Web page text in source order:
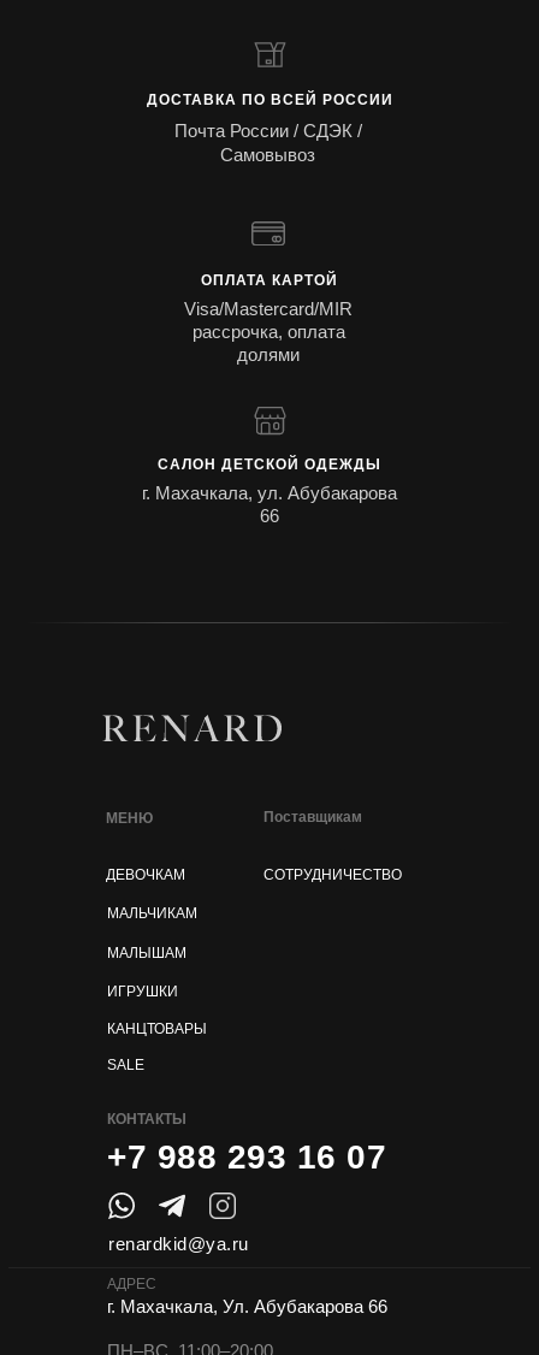
ОПЛАТА КАРТОЙ
Visa/Mastercard/MIR
рассрочка, оплата
долями
ДОСТАВКА ПО ВСЕЙ РОССИИ
Почта России / СДЭК /
Самовывоз
САЛОН ДЕТСКОЙ ОДЕЖДЫ
г. Махачкала, ул. Абубакарова
66
МЕНЮ
ДЕВОЧКАМ
МАЛЬЧИКАМ
МАЛЫШАМ
ИГРУШКИ
КАНЦТОВАРЫ
КОНТАКТЫ
+7 988 293 16 07
Поставщикам
renardkid@ya.ru
АДРЕС
г. Махачкала, Ул. Абубакарова 66
ПН–ВС, 11:00–20:00
СОТРУДНИЧЕСТВО
SALE